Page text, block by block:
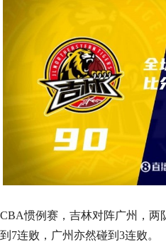
CBA惯例赛，吉林对阵广州，两
到7连败，广州亦然碰到3连败。